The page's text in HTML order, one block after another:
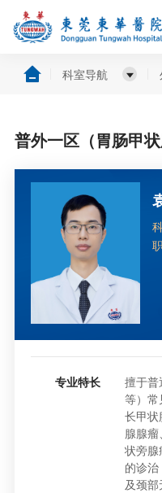
科室导航
普外一区（胃肠甲状
专业特长
擅于
等）
长甲状
腺腺
状旁腺
的诊
及颈部